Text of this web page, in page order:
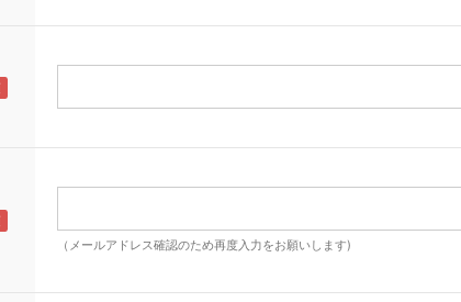
（メールアドレス確認のため再度入力をお願いします)